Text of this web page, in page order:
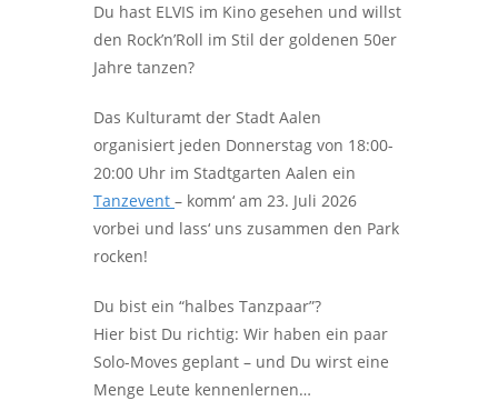
Du hast ELVIS im Kino gesehen und willst
den Rock’n’Roll im Stil der goldenen 50er
Jahre tanzen?
Das Kulturamt der Stadt Aalen
organisiert jeden Donnerstag von 18:00-
20:00 Uhr im Stadtgarten Aalen ein
Tanzevent – komm‘ am 23. Juli 2026
vorbei und lass‘ uns zusammen den Park
rocken!
Du bist ein “halbes Tanzpaar”?
Hier bist Du richtig: Wir haben ein paar
Solo-Moves geplant – und Du wirst eine
Menge Leute kennenlernen…